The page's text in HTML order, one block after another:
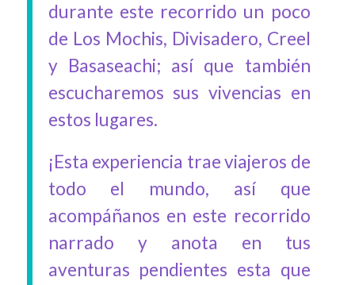
durante este recorrido un poco
de Los Mochis, Divisadero, Creel
y Basaseachi; así que también
escucharemos sus vivencias en
estos lugares.
¡Esta experiencia trae viajeros de
todo el mundo, así que
acompáñanos en este recorrido
narrado y anota en tus
aventuras pendientes esta que